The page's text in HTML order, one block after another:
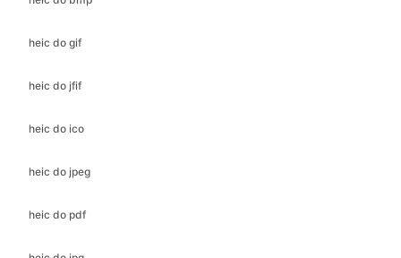
heic do jfif
heic do ico
heic do jpeg
heic do pdf
heic do jpg
heic do png